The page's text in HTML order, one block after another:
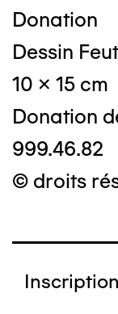
Donation
Dessin
10 x 15 cm
Donation
999.46.82
© droits